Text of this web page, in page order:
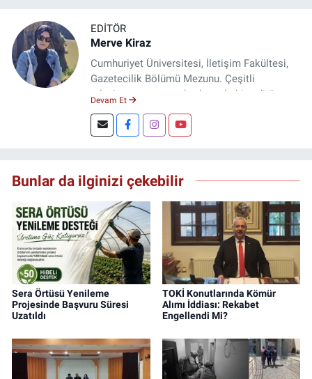
EDITÖR
Merve Kiraz
Cumhuriyet Üniversitesi, İletişim Fakültesi,
Gazetecilik Bölümü Mezunu. Çeşitli
televizyon ve gazetelerde muhabir, editör,
Şuan, www.dogugazetesi.com adlı haber
sitesinin Yazı İşleri Müdürlüğünü yürütmekte.
Devam Et
Bunlar da ilginizi çekebilir
Sera Örtüsü Yenileme
Projesinde Başvuru Süresi
Uzatıldı
TOKİ Konutlarında Kömür
Alımı İddiası: Rekabet
Engellendi Mi?